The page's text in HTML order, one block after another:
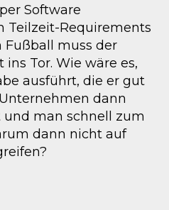
Software
Teilzeit-Requirements
Fußball muss der
Tor. Wie wäre es,
ausführt, die er gut
dann
man schnell zum
dann nicht auf